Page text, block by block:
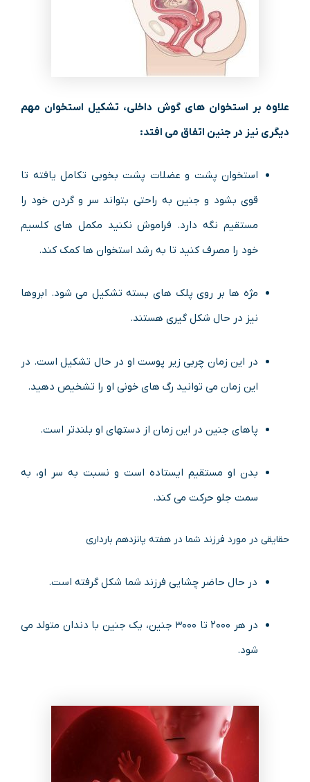
علاوه بر استخوان های گوش داخلی، تشکیل استخوان مهم
دیگری نیز در جنین اتفاق می افتد:
استخوان پشت و عضلات پشت بخوبی تکامل یافته تا
قوی بشود و جنین به راحتی بتواند سر و گردن خود را
مستقیم نگه دارد. فراموش نکنید مکمل های کلسیم
خود را مصرف کنید تا به رشد استخوان ها کمک کند.
مژه ها بر روی پلک های بسته تشکیل می شود. ابروها
نیز در حال شکل گیری هستند.
در این زمان چربی زیر پوست او در حال تشکیل است. در
این زمان می توانید رگ های خونی او را تشخیص دهید.
پاهای جنین در این زمان از دستهای او بلندتر است.
بدن او مستقیم ایستاده است و نسبت به سر او، به
سمت جلو حرکت می کند.
حقایقی در مورد فرزند شما در هفته پانزدهم بارداری
در حال حاضر چشایی فرزند شما شکل گرفته است.
در هر ۲۰۰۰ تا ۳۰۰۰ جنین، یک جنین با دندان متولد می
شود.